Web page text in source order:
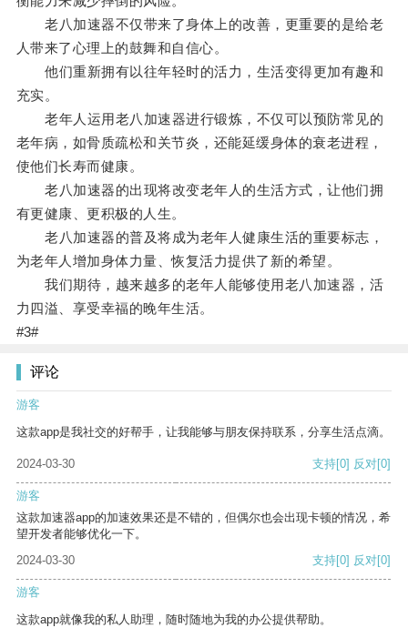
老八加速器不仅带来了身体上的改善，更重要的是给老
人带来了心理上的鼓舞和自信心。
他们重新拥有以往年轻时的活力，生活变得更加有趣和
充实。
老年人运用老八加速器进行锻炼，不仅可以预防常见的
老年病，如骨质疏松和关节炎，还能延缓身体的衰老进程，
使他们长寿而健康。
老八加速器的出现将改变老年人的生活方式，让他们拥
有更健康、更积极的人生。
老八加速器的普及将成为老年人健康生活的重要标志，
为老年人增加身体力量、恢复活力提供了新的希望。
我们期待，越来越多的老年人能够使用老八加速器，活
力四溢、享受幸福的晚年生活。
#3#
评论
游客
这款app是我社交的好帮手，让我能够与朋友保持联系，分享生活点滴。
2024-03-30 支持[0] 反对[0]
游客
这款加速器app的加速效果还是不错的，但偶尔也会出现卡顿的情况，希
望开发者能够优化一下。
2024-03-30
支持[0] 反对[0]
游客
这款app就像我的私人助理，随时随地为我的办公提供帮助。